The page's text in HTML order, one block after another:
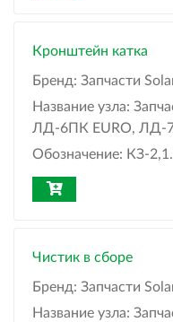
Кронштейн катка
Бренд: Запчасти
Название узла:
ЛД-6ПК EURO, ЛД-
Обозначение: КЗ-
Чистик в сборе
Бренд: Запчасти
Название узла: